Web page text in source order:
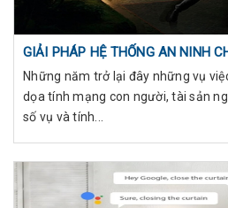
GIẢI PHÁP HỆ THỐNG AN NINH
Những năm trở lại đây những vụ
dọa tính mạng con người, tài sản
số vụ và tính...